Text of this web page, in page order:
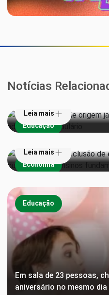
Notícias
Educação
adotou no vocabulário
Leia mais
Economia
Senado aprova inclusão
currículos dos ensinos
Leia mais
Educação
Em sala de 23 pessoas,
aniversário no mesmo dia